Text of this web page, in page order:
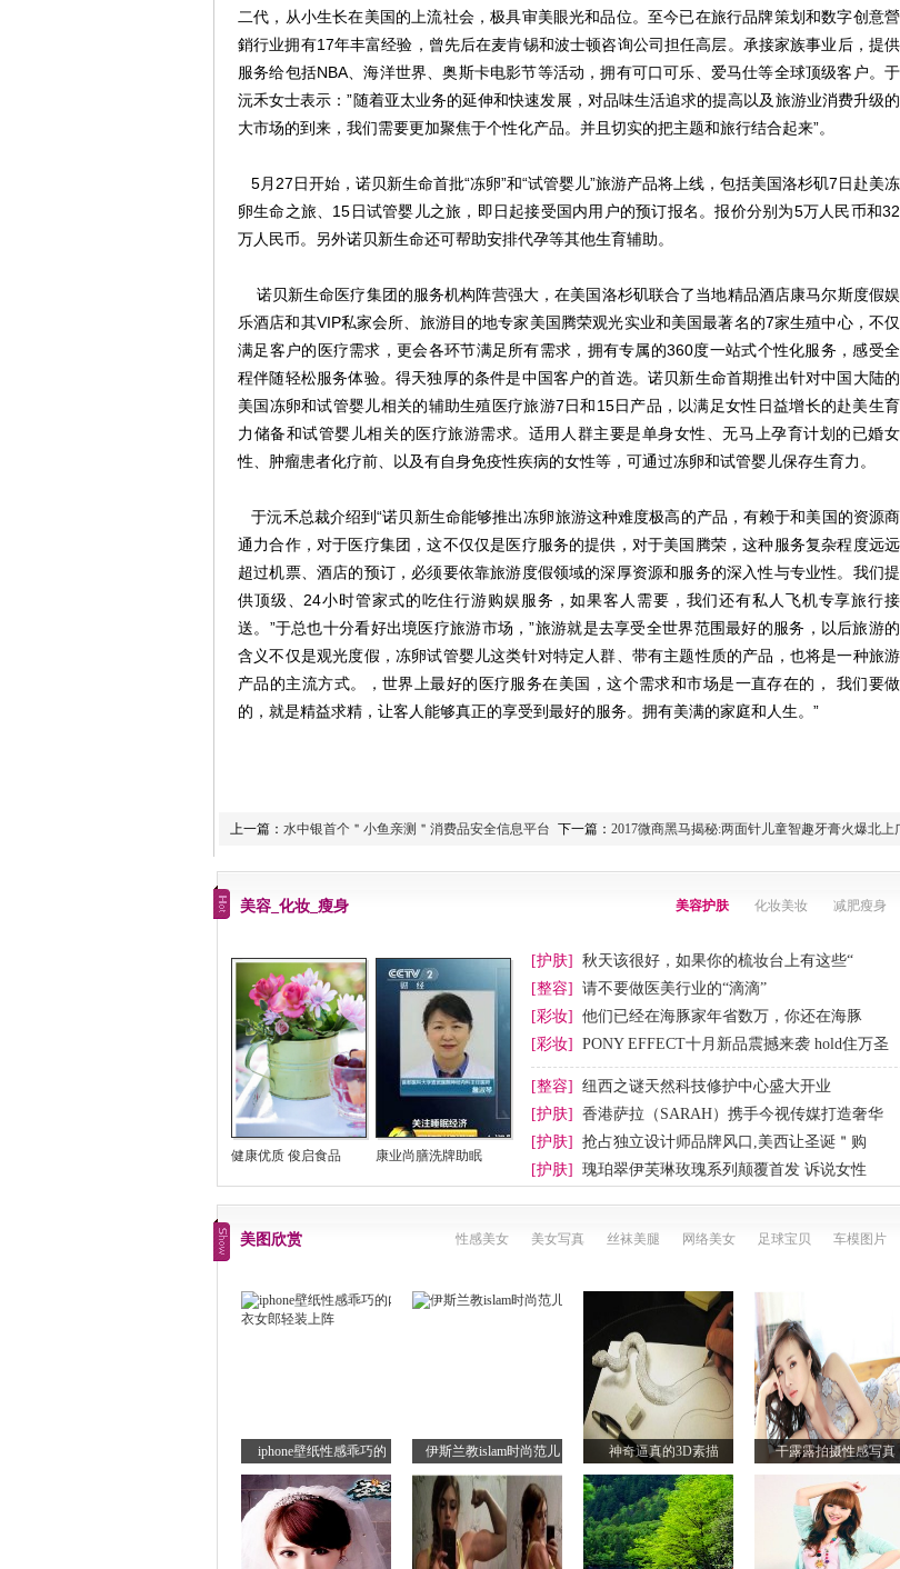
二代，从小生长在美国的上流社会，极具审美眼光和品位。至今已在旅行品牌策划和数字创意營
銷行业拥有17年丰富经验，曾先后在麦肯锡和波士顿咨询公司担任高层。承接家族事业后，提供
服务给包括NBA、海洋世界、奥斯卡电影节等活动，拥有可口可乐、爱马仕等全球顶级客户。于
沅禾女士表示：”随着亚太业务的延伸和快速发展，对品味生活追求的提高以及旅游业消费升级的
大市场的到来，我们需要更加聚焦于个性化产品。并且切实的把主题和旅行结合起来”。
5月27日开始，诺贝新生命首批“冻卵”和“试管婴儿”旅游产品将上线，包括美国洛杉矶7日赴美冻
卵生命之旅、15日试管婴儿之旅，即日起接受国内用户的预订报名。报价分别为5万人民币和32
万人民币。另外诺贝新生命还可帮助安排代孕等其他生育辅助。
诺贝新生命医疗集团的服务机构阵营强大，在美国洛杉矶联合了当地精品酒店康马尔斯度假娱
乐酒店和其VIP私家会所、旅游目的地专家美国腾荣观光实业和美国最著名的7家生殖中心，不仅
满足客户的医疗需求，更会各环节满足所有需求，拥有专属的360度一站式个性化服务，感受全
程伴随轻松服务体验。得天独厚的条件是中国客户的首选。诺贝新生命首期推出针对中国大陆的
美国冻卵和试管婴儿相关的辅助生殖医疗旅游7日和15日产品，以满足女性日益增长的赴美生育
力储备和试管婴儿相关的医疗旅游需求。适用人群主要是单身女性、无马上孕育计划的已婚女
性、肿瘤患者化疗前、以及有自身免疫性疾病的女性等，可通过冻卵和试管婴儿保存生育力。
于沅禾总裁介绍到“诺贝新生命能够推出冻卵旅游这种难度极高的产品，有赖于和美国的资源商
通力合作，对于医疗集团，这不仅仅是医疗服务的提供，对于美国腾荣，这种服务复杂程度远远
超过机票、酒店的预订，必须要依靠旅游度假领域的深厚资源和服务的深入性与专业性。我们提
供顶级、24小时管家式的吃住行游购娱服务，如果客人需要，我们还有私人飞机专享旅行接
送。”于总也十分看好出境医疗旅游市场，”旅游就是去享受全世界范围最好的服务，以后旅游的
含义不仅是观光度假，冻卵试管婴儿这类针对特定人群、带有主题性质的产品，也将是一种旅游
产品的主流方式。，世界上最好的医疗服务在美国，这个需求和市场是一直存在的， 我们要做
的，就是精益求精，让客人能够真正的享受到最好的服务。拥有美满的家庭和人生。”
上一篇： 水中银首个＂小鱼亲测＂消费品安全信息平台 下一篇： 2017微商黑马揭秘:两面针儿童智趣牙膏火爆北上
美容_化妆_瘦身 美容护肤 化妆美妆 减肥瘦身
健康优质 俊启食品 康业尚膳洗牌助眠
[护肤]
秋天该很好，如果你的梳妆台上有这些“
[整容]
请不要做医美行业的“滴滴”
[彩妆]
他们已经在海豚家年省数万，你还在海豚
[彩妆]
PONY EFFECT十月新品震撼来袭 hold住万圣
节妆
[整容]
纽西之谜天然科技修护中心盛大开业
[护肤]
香港萨拉（SARAH）携手今视传媒打造奢华
[护肤]
抢占独立设计师品牌风口,美西让圣诞＂购
[护肤]
瑰珀翠伊芙琳玫瑰系列颠覆首发 诉说女性
美图欣赏 性感美女 美女写真 丝袜美腿 网络美女 足球宝贝 车模图片
iphone壁纸性感乖巧的 伊斯兰教islam时尚范儿 神奇逼真的3D素描 干露露拍摄性感写真